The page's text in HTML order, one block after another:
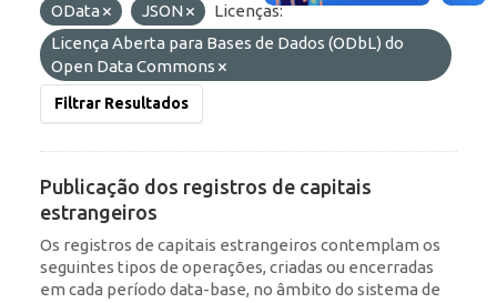
OData
JSON
Licenças:
Licença Aberta para Bases de Dados (ODbL) do
Open Data Commons
Filtrar Resultados
Publicação dos registros de capitais
estrangeiros
Os registros de capitais estrangeiros contemplam os
seguintes tipos de operações, criadas ou encerradas
em cada período data-base, no âmbito do sistema de